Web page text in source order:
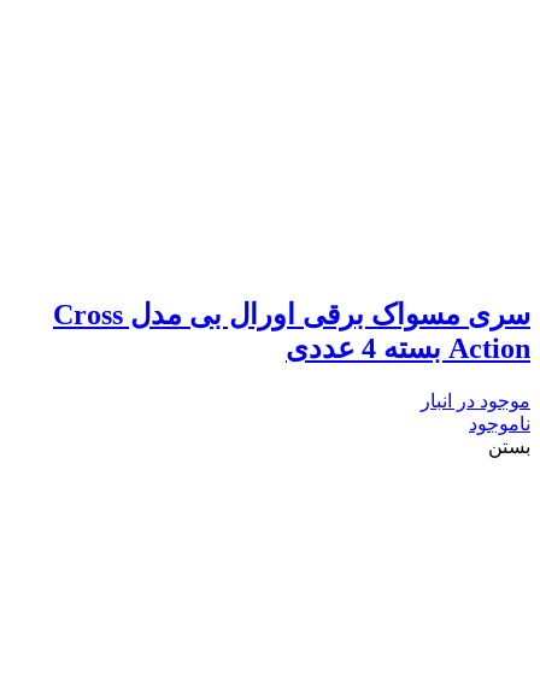
سری مسواک برقی اورال بی مدل Cross
Action بسته 4 عددی
موجود در انبار
ناموجود
بستن